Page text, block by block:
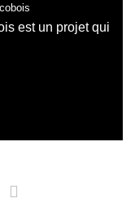
est un projet qui